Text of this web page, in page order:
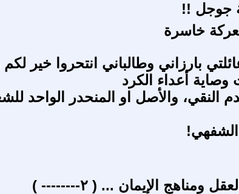
جوجل !!
خاسرة
بارزاني وطالباني انتحروا خير
أعداء الكرد
النقي، والأصل او المنحدر الواحد
الشفهي!
ومناهج الإيمان ... ( ٢-------- )